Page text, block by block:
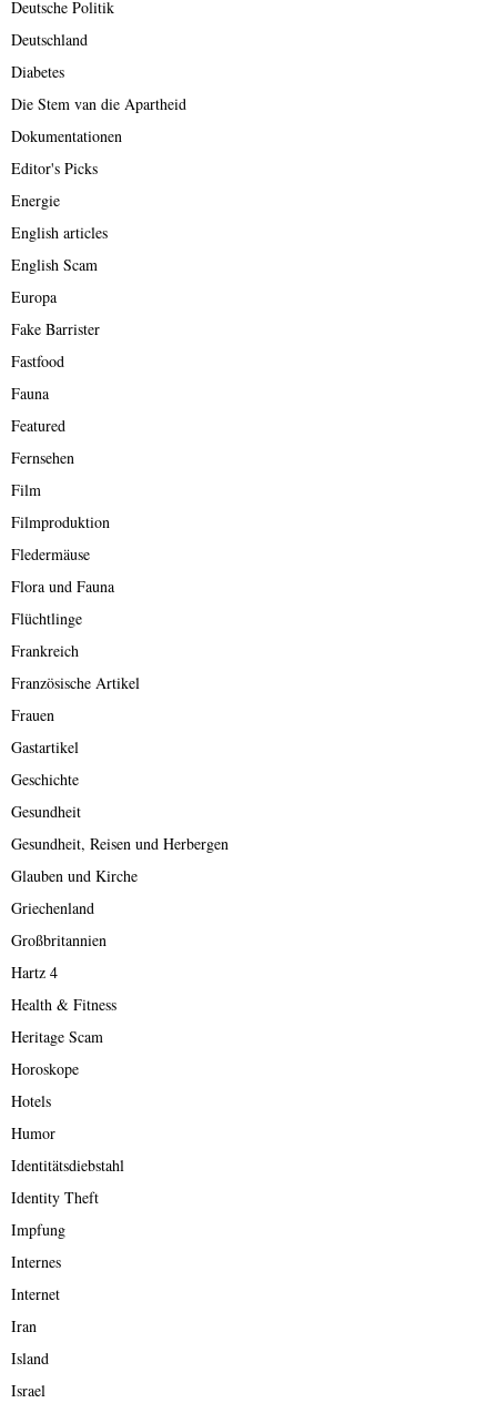
Deutsche Politik
Deutschland
Diabetes
Die Stem van die Apartheid
Dokumentationen
Editor's Picks
Energie
English articles
English Scam
Europa
Fake Barrister
Fastfood
Fauna
Featured
Fernsehen
Film
Filmproduktion
Fledermäuse
Flora und Fauna
Flüchtlinge
Frankreich
Französische Artikel
Frauen
Gastartikel
Geschichte
Gesundheit
Gesundheit, Reisen und Herbergen
Glauben und Kirche
Griechenland
Großbritannien
Hartz 4
Health & Fitness
Heritage Scam
Horoskope
Hotels
Humor
Identitätsdiebstahl
Identity Theft
Impfung
Internes
Internet
Iran
Island
Israel